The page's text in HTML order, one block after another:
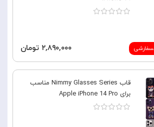
سفارشی ۲,۸۹۰,۰۰۰ تومان
قاب Nimmy Glasses Series مناسب
برای Apple iPhone 14 Pro